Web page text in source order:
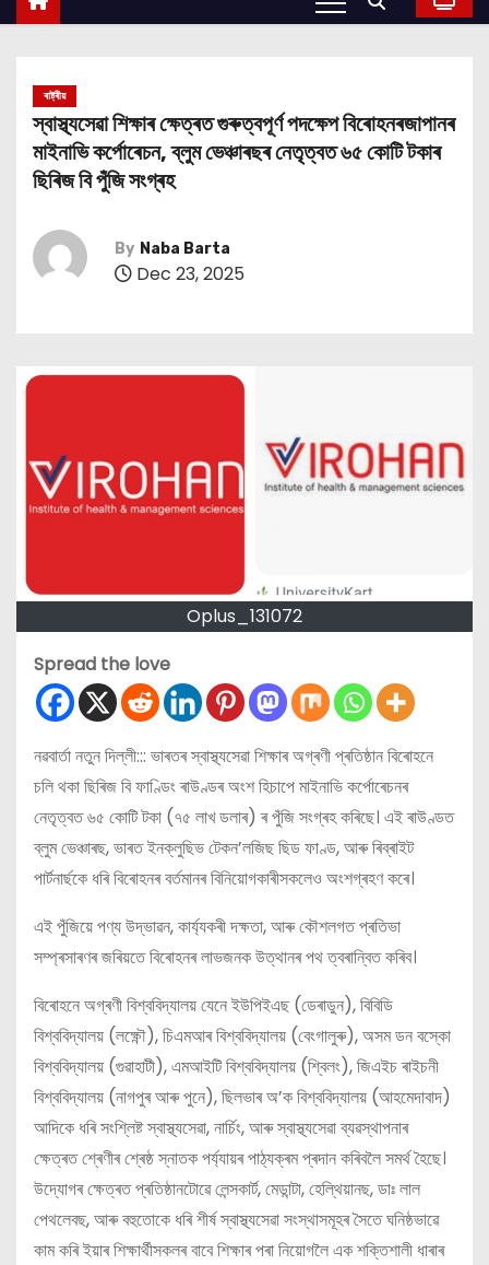
ৰাষ্ট্ৰীয়
স্বাস্থ্যসেৱা শিক্ষাৰ ক্ষেত্ৰত গুৰুত্বপূৰ্ণ পদক্ষেপ বিৰোহনৰজাপানৰ
মাইনাভি কৰ্পোৰেচন, ব্লুম ভেঞ্চাৰছৰ নেতৃত্বত ৬৫ কোটি টকাৰ
ছিৰিজ বি পুঁজি সংগ্ৰহ
By Naba Barta
Dec 23, 2025
Oplus_131072
Spread the love
নৱবার্তা নতুন দিল্লী::: ভাৰতৰ স্বাস্থ্যসেৱা শিক্ষাৰ অগ্ৰণী প্ৰতিষ্ঠান বিৰোহনে
চলি থকা ছিৰিজ বি ফাণ্ডিং ৰাউণ্ডৰ অংশ হিচাপে ‍মাইনাভি কৰ্পোৰেচনৰ
নেতৃত্বত ৬৫ কোটি টকা (৭৫ লাখ ডলাৰ) ৰ পুঁজি সংগ্ৰহ কৰিছে। এই ৰাউণ্ডত
ব্লুম ভেঞ্চাৰছ, ভাৰত ইনক্লুছিভ টেকন’লজিছ ছিড ফাণ্ড, আৰু ৰিব্ৰাইট
পাৰ্টনাৰ্ছকে ধৰি বিৰোহনৰ বৰ্তমানৰ বিনিয়োগকাৰীসকলেও অংশগ্ৰহণ কৰে।
এই পুঁজিয়ে পণ্য উদ্ভাৱন, কাৰ্য্যকৰী দক্ষতা, আৰু কৌশলগত প্ৰতিভা
সম্প্ৰসাৰণৰ জৰিয়তে বিৰোহনৰ লাভজনক উত্থানৰ পথ ত্বৰান্বিত কৰিব।
বিৰোহনে অগ্ৰণী বিশ্ববিদ্যালয় যেনে ইউপিইএছ (ডেৰাডুন), বিবিডি
বিশ্ববিদ্যালয় (লক্ষ্ণৌ), চিএমআৰ বিশ্ববিদ্যালয় (বেংগালুৰু), অসম ডন বস্কো
বিশ্ববিদ্যালয় (গুৱাহাটী), এমআইটি বিশ্ববিদ্যালয় (শ্বিলং), জিএইচ ৰাইচনী
বিশ্ববিদ্যালয় (নাগপুৰ আৰু পুনে), ছিলভাৰ অ’ক বিশ্ববিদ্যালয় (আহমেদাবাদ)
আদিকে ধৰি সংশ্লিষ্ট স্বাস্থ্যসেৱা, নাৰ্চিং, আৰু স্বাস্থ্যসেৱা ব্যৱস্থাপনাৰ
ক্ষেত্ৰত শ্ৰেণীৰ শ্ৰেষ্ঠ স্নাতক পৰ্য্যায়ৰ পাঠ্যক্ৰম প্ৰদান কৰিবলৈ সমৰ্থ হৈছে।
উদ্যোগৰ ক্ষেত্ৰত প্ৰতিষ্ঠানটোৱে লেন্সকাৰ্ট, মেডান্টা, হেল্থিয়ানছ, ডাঃ লাল
পেথলেবছ, আৰু বহুতোকে ধৰি শীৰ্ষ স্বাস্থ্যসেৱা সংস্থাসমূহৰ সৈতে ঘনিষ্ঠভাৱে
কাম কৰি ইয়াৰ শিক্ষাৰ্থীসকলৰ বাবে শিক্ষাৰ পৰা নিয়োগলৈ এক শক্তিশালী ধাৰাৰ